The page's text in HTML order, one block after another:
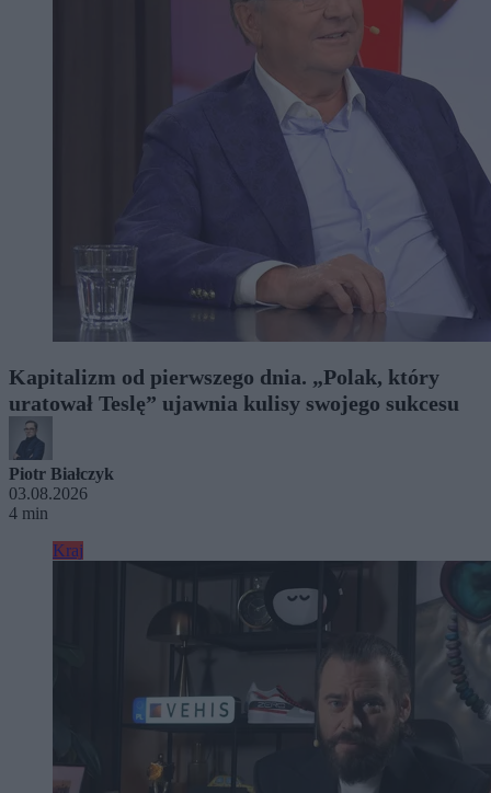
Kapitalizm od pierwszego dnia. „Polak, który
uratował Teslę” ujawnia kulisy swojego sukcesu
Piotr Białczyk
03.08.2026
4 min
Kraj